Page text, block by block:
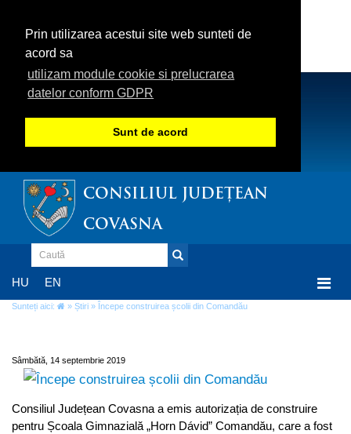
Prin utilizarea acestui site web sunteti de
acord sa
utilizam module cookie si prelucrarea
datelor conform GDPR
Sunt de acord
CONSILIUL JUDEȚEAN
COVASNA
HU EN
Sunteți aici: » Știri » Începe construirea școlii din Comandău
Sâmbătă, 14 septembrie 2019
Consiliul Județean Covasna a emis autorizația de construire
pentru Școala Gimnazială „Horn Dávid” Comandău, care a fost